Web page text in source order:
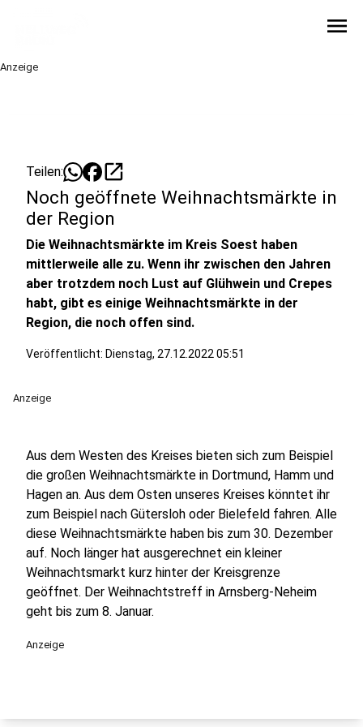
menu
Anzeige
Teilen: open_in_new
Noch geöffnete Weihnachtsmärkte in
der Region
Die Weihnachtsmärkte im Kreis Soest haben
mittlerweile alle zu. Wenn ihr zwischen den Jahren
aber trotzdem noch Lust auf Glühwein und Crepes
habt, gibt es einige Weihnachtsmärkte in der
Region, die noch offen sind.
Veröffentlicht: Dienstag, 27.12.2022 05:51
Anzeige
Aus dem Westen des Kreises bieten sich zum Beispiel
die großen Weihnachtsmärkte in Dortmund, Hamm und
Hagen an. Aus dem Osten unseres Kreises könntet ihr
zum Beispiel nach Gütersloh oder Bielefeld fahren. Alle
diese Weihnachtsmärkte haben bis zum 30. Dezember
auf. Noch länger hat ausgerechnet ein kleiner
Weihnachtsmarkt kurz hinter der Kreisgrenze
geöffnet. Der Weihnachtstreff in Arnsberg-Neheim
geht bis zum 8. Januar.
Anzeige